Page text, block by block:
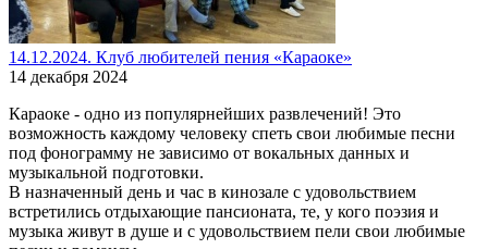
14.12.2024. Клуб любителей пения «Караоке»
14 декабря 2024
Караоке - одно из популярнейших развлечений! Это
возможность каждому человеку спеть свои любимые песни
под фонограмму не зависимо от вокальных данных и
музыкальной подготовки.
В назначенный день и час в кинозале с удовольствием
встретились отдыхающие пансионата, те, у кого поэзия и
музыка живут в душе и с удовольствием пели свои любимые